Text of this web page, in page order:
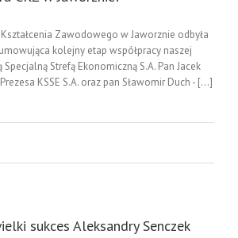
Zawodowego w Jaworznie odbyła
kolejny etap współpracy naszej
Strefą Ekonomiczną S.A. Pan Jacek
KSSE S.A. oraz pan Sławomir Duch - [...]
sukces Aleksandry Senczek